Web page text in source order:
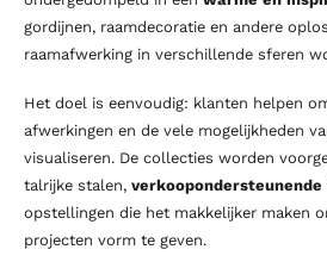
gordijnen, raamdecoratie en andere
raamafwerking in verschillende sferen
Het doel is eenvoudig: klanten helpen
afwerkingen en de vele mogelijkheden
visualiseren. De collecties worden
talrijke stalen,
opstellingen die het makkelijker maken
projecten vorm te geven.